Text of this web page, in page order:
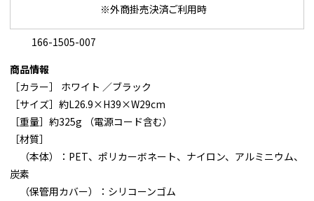
※外商掛売決済ご利用時
166-1505-007
商品情報
［カラー］ ホワイト ／ブラック
［サイズ］約L26.9×H39×W29cm
［重量］約325g （電源コード含む）
［材質］
（本体）：PET、ポリカーボネート、ナイロン、アルミニウム、
炭素
（保管用カバー）：シリコーンゴム